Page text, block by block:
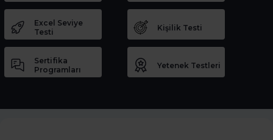
Excel Seviye
Testi
Kişilik Testi
Sertifika
Programları
Yetenek Testleri